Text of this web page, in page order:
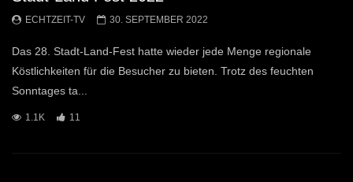
ECHTZEIT-TV 30. SEPTEMBER 2022
Das 28. Stadt-Land-Fest hatte wieder jede Menge regionale
Köstlichkeiten für die Besucher zu bieten. Trotz des feuchten
Sonntages ta...
1.1K 11